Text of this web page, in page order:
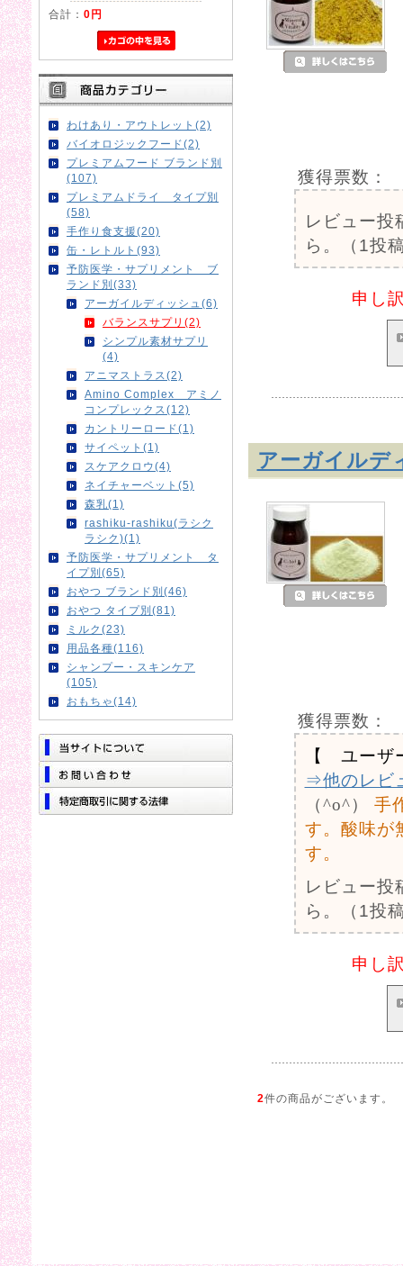
合計： 0円
わけあり・アウトレット(2)
バイオロジックフード(2)
プレミアムフード ブランド別
(107)
プレミアムドライ タイプ別
(58)
手作り食支援(20)
缶・レトルト(93)
予防医学・サプリメント ブ
ランド別(33)
アーガイルディッシュ(6)
バランスサプリ(2)
シンプル素材サプリ
(4)
アニマストラス(2)
Amino Complex アミノ
コンプレックス(12)
カントリーロード(1)
サイペット(1)
スケアクロウ(4)
ネイチャーベット(5)
森乳(1)
rashiku-rashiku(ラシク
ラシク)(1)
予防医学・サプリメント タ
イプ別(65)
おやつ ブランド別(46)
おやつ タイプ別(81)
ミルク(23)
用品各種(116)
シャンプー・スキンケア
(105)
おもちゃ(14)
獲得票数：
レビュー投
ら。（1投
申し
アーガイル
獲得票数：
【 ユーザ
⇒他のレビ
（^o^）
手
す。酸味が
す。
レビュー投
ら。（1投
申し
2件の商品がございます。